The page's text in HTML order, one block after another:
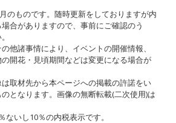
のものです。随時更新をしておりますが内
合がありますので、事前にご確認のう
他諸事情により、イベントの開催情報、
開花・見頃期間などは変更になる場合が
取材先から本ページへの掲載の許諾をい
となります。画像の無断転載(二次使用)は
いし10％の内税表示です。